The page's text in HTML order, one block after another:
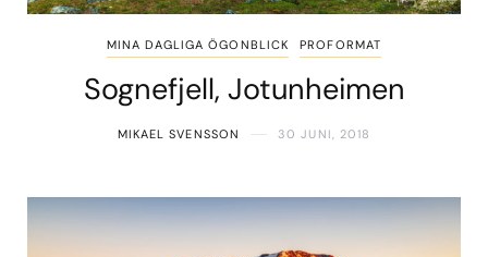
MINA DAGLIGA ÖGONBLICK PROFORMAT
Sognefjell, Jotunheimen
MIKAEL SVENSSON 30 JUNI, 2018